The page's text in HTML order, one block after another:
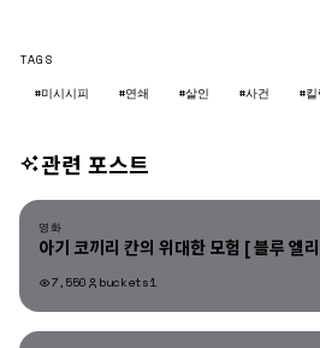
TAGS
#미시시피
#연쇄 #살인 #사건 #
관련 포스트
영화
영화
아기 코끼리 칸의 위대한 모험 [ 블루
7,550 buckets1
영화